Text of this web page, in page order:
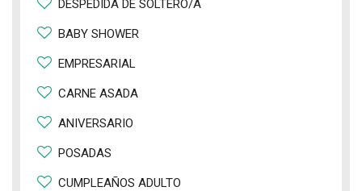
DESPEDIDA DE SOLTERO/A
BABY SHOWER
EMPRESARIAL
CARNE ASADA
ANIVERSARIO
POSADAS
CUMPLEAÑOS ADULTO